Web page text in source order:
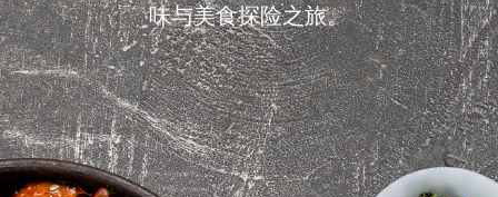
味与美食探险之旅。